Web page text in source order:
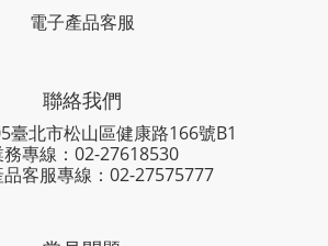
電子產品客服
聯絡我們
臺北市松山區健康路166號B1
專線： 02-27618530
品客服專線：02-27575777